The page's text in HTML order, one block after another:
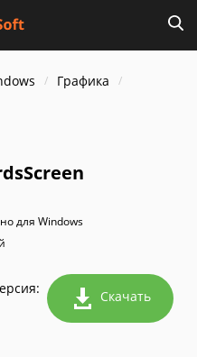
Графика
для Windows
Скачать